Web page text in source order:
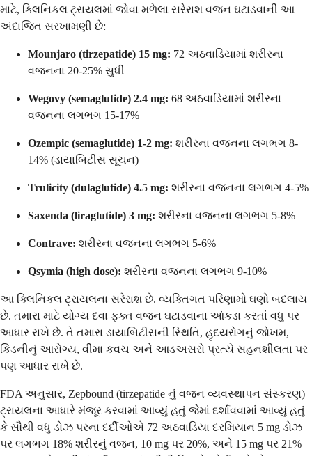
માટે, ક્લિનિકલ ટ્રાયલમાં જોવા મળેલા સરેરાશ વજન ઘટાડવાની આ
અંદાજિત સરખામણી છે:
Mounjaro (tirzepatide) 15 mg: 72 અઠવાડિયામાં શરીરના
વજનના 20-25% સુધી
Wegovy (semaglutide) 2.4 mg: 68 અઠવાડિયામાં શરીરના
વજનના લગભગ 15-17%
Ozempic (semaglutide) 1-2 mg: શરીરના વજનના લગભગ 8-
14% (ડાયાબિટીસ સૂચન)
Trulicity (dulaglutide) 4.5 mg: શરીરના વજનના લગભગ 4-5%
Saxenda (liraglutide) 3 mg: શરીરના વજનના લગભગ 5-8%
Contrave: શરીરના વજનના લગભગ 5-6%
Qsymia (high dose): શરીરના વજનના લગભગ 9-10%
આ ક્લિનિકલ ટ્રાયલના સરેરાશ છે. વ્યક્તિગત પરિણામો ઘણો બદલાય
છે. તમારા માટે યોગ્ય દવા ફક્ત વજન ઘટાડવાના આંકડા કરતાં વધુ પર
આધાર રાખે છે. તે તમારા ડાયાબિટીસની સ્થિતિ, હૃદયરોગનું જોખમ,
કિડનીનું આરોગ્ય, વીમા કવચ અને આડઅસરો પ્રત્યે સહનશીલતા પર
પણ આધાર રાખે છે.
FDA અનુસાર, Zepbound (tirzepatide નું વજન વ્યવસ્થાપન સંસ્કરણ)
ટ્રાયલના આધારે મંજૂર કરવામાં આવ્યું હતું જેમાં દર્શાવવામાં આવ્યું હતું
કે સૌથી વધુ ડોઝ પરના દર્દીઓએ 72 અઠવાડિયા દરમિયાન 5 mg ડોઝ
પર લગભગ 18% શરીરનું વજન, 10 mg પર 20%, અને 15 mg પર 21%